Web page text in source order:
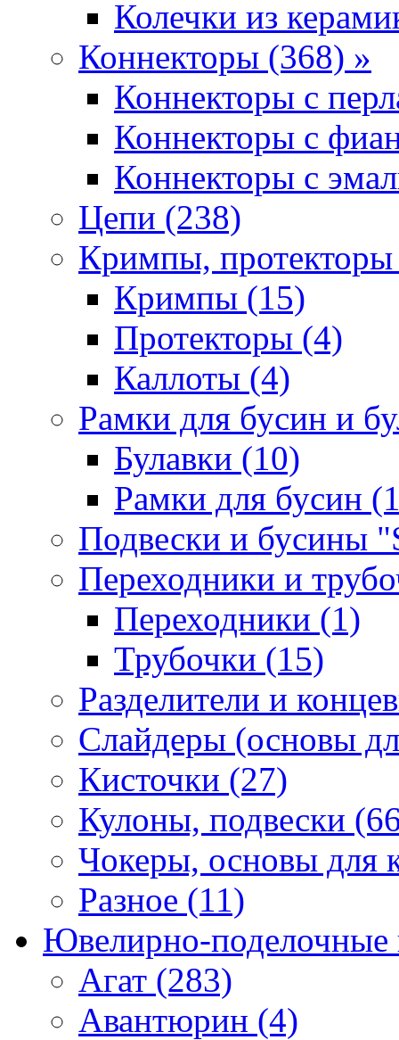
Колечки из
Коннекторы (368) »
Коннекторы с
Коннекторы с
Коннекторы с
Цепи (238)
Кримпы,
Кримпы (15)
Протекторы (4)
Каллоты (4)
Рамки для бусин и
Булавки (10)
Рамки для бусин
Подвески и бусины
Переходники и
Переходники (1)
Трубочки (15)
Разделители и
Слайдеры (основы
Кисточки (27)
Кулоны, подвески
Чокеры, основы для
Разное (11)
Ювелирно-поделочные
Агат (283)
Авантюрин (4)